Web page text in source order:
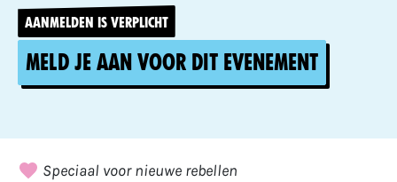
AANMELDEN IS VERPLICHT
Meld je aan voor dit evenement
Speciaal voor nieuwe rebellen